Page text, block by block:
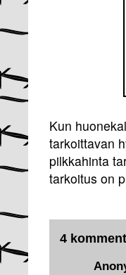
Kun
tarkoittavan
pilkkahinta
tarkoitus on
4